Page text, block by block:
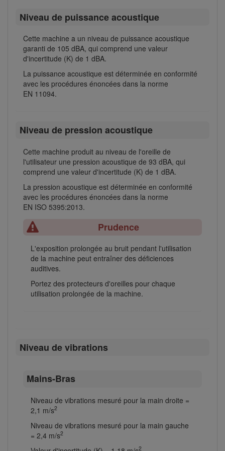
Niveau de puissance acoustique
Cette machine a un niveau de puissance acoustique
garanti de 105 dBA, qui comprend une valeur
d'incertitude (K) de 1 dBA.
La puissance acoustique est déterminée en conformité
avec les procédures énoncées dans la norme
EN 11094.
Niveau de pression acoustique
Cette machine produit au niveau de l'oreille de
l'utilisateur une pression acoustique de 93 dBA, qui
comprend une valeur d'incertitude (K) de 1 dBA.
La pression acoustique est déterminée en conformité
avec les procédures énoncées dans la norme
EN ISO 5395:2013.
Prudence
L'exposition prolongée au bruit pendant l'utilisation
de la machine peut entraîner des déficiences
auditives.
Portez des protecteurs d'oreilles pour chaque
utilisation prolongée de la machine.
Niveau de vibrations
Mains-Bras
Niveau de vibrations mesuré pour la main droite =
2,1 m/s2
Niveau de vibrations mesuré pour la main gauche
= 2,4 m/s2
2